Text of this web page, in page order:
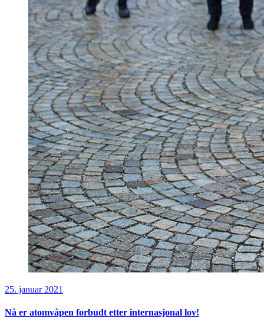
25. januar 2021
Nå er atomvåpen forbudt etter internasjonal lov!